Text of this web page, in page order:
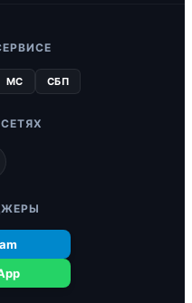
MC СБП